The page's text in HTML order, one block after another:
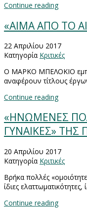
Continue reading
«ΑΙΜΑ ΑΠΟ ΤΟ
22 Απριλίου 2017
Κατηγορία Κριτικές
Ο ΜΑΡΚΟ ΜΠΕΛΟΚΙΟ
αναφέρουν τίτλους
Continue reading
«ΗΝΩΜΕΝΕΣ
ΓΥΝΑΙΚΕΣ» ΤΗΣ
20 Απριλίου 2017
Κατηγορία Κριτικές
Βρήκα πολλές
ίδιες ελαττωματικότητες,
Continue reading